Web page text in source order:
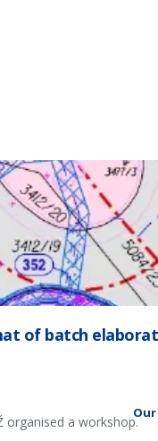
of batch
organised a workshop.